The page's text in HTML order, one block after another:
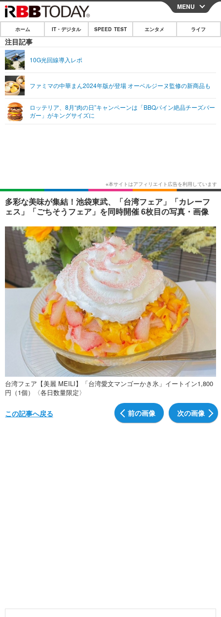
CLOSE
ホーム
IT・デジタル
ショッピング その他
SPEED TEST
エンタメ
エンタメTOP
ショッピング その他
ライフ
MENU
ホーム IT・デジタル SPEED TEST エンタメ ライフ
注目記事
10G光回線導入レポ
ファミマの中華まん2024年版が登場 オーベルジーヌ監修の新商品も
ロッテリア、8月“肉の日”キャンペーンは「BBQパイン絶品チーズバー
ガー」がキングサイズに
多彩な美味が集結！池袋東武、「台湾フェア」「カレーフ
ェス」「ごちそうフェア」を同時開催 6枚目の写真・画像
台湾フェア【美麗 MEILI】「台湾愛文マンゴーかき氷」イートイン1,800
円（1個）〈各日数量限定〉
前の画像 次の画像
この記事へ戻る